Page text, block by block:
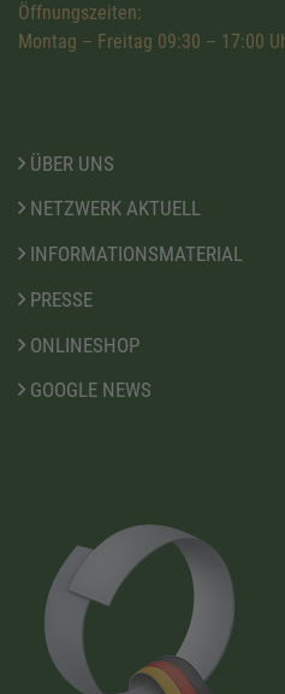
Öffnungszeiten:
Montag – Freitag 09:30 – 17:00
ÜBER UNS
NETZWERK AKTUELL
INFORMATIONSMATERIAL
PRESSE
ONLINESHOP
GOOGLE NEWS